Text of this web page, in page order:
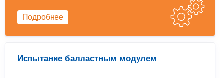
Подробнее
Испытание балластным модулем